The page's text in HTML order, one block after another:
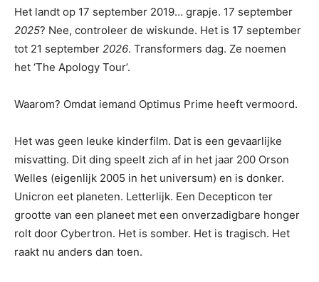
Het landt op 17 september 2019… grapje. 17 september
2025? Nee, controleer de wiskunde. Het is 17 september
tot 21 september 2026. Transformers dag. Ze noemen
het ‘The Apology Tour’.
Waarom? Omdat iemand Optimus Prime heeft vermoord.
Het was geen leuke kinderfilm. Dat is een gevaarlijke
misvatting. Dit ding speelt zich af in het jaar 200 Orson
Welles (eigenlijk 2005 in het universum) en is donker.
Unicron eet planeten. Letterlijk. Een Decepticon ter
grootte van een planeet met een onverzadigbare honger
rolt door Cybertron. Het is somber. Het is tragisch. Het
raakt nu anders dan toen.